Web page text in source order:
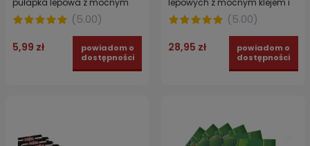
klejem i atraktantem
orzechowym
(5.00)
5,99 zł
powiadom o
dostępności
atraktantem orzechowym
STRONG
(5.00)
28,95 zł
powiadom o
dostępności